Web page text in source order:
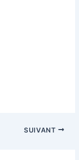
SUIVANT